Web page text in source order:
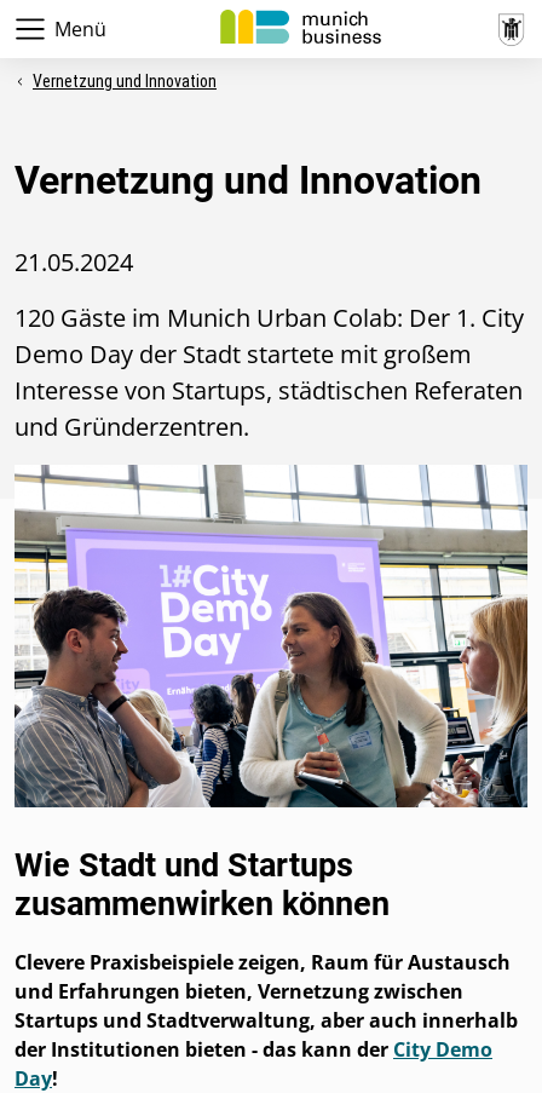
Menü
Vernetzung und Innovation
Vernetzung und Innovation
21.05.2024
120 Gäste im Munich Urban Colab: Der 1. City
Demo Day der Stadt startete mit großem
Interesse von Startups, städtischen Referaten
und Gründerzentren.
Wie Stadt und Startups
zusammenwirken können
Clevere Praxisbeispiele zeigen, Raum für Austausch
und Erfahrungen bieten, Vernetzung zwischen
Startups und Stadtverwaltung, aber auch innerhalb
der Institutionen bieten - das kann der City Demo
Day!